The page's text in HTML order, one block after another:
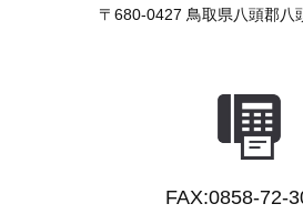
〒680-0427 鳥取県八頭郡八
FAX:0858-72-